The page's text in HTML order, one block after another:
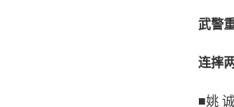
武警
连摔
■姚